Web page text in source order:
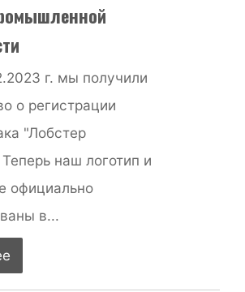
г. мы получили
о регистрации
"Лобстер
наш логотип и
официально
в...